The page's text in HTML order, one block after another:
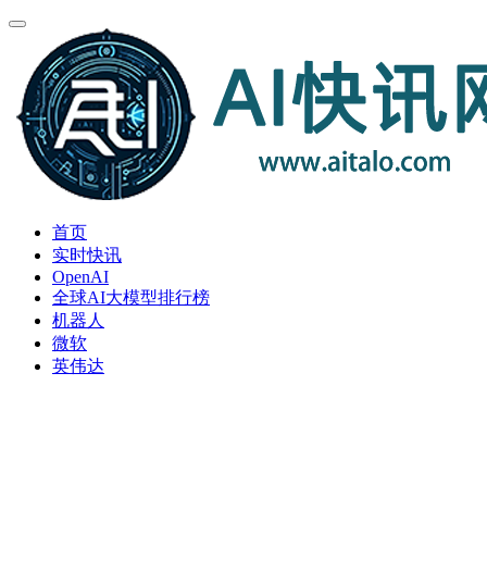
首页
实时快讯
OpenAI
全球AI大模型排行榜
机器人
微软
英伟达